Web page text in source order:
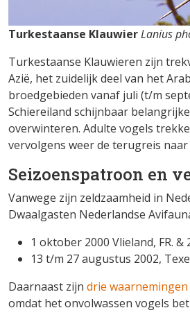
Turkestaanse KlauwierLanius
Turkestaanse Klauwieren zijn
Azië, het zuidelijk deel van het
broedgebieden vanaf juli (t/m
Schiereiland schijnbaar
overwinteren. Adulte vogels
vervolgens weer de terugreis
Seizoenspatroon en
Vanwege zijn zeldzaamheid in
Dwaalgasten Nederlandse
1 oktober 2000 Vlieland, FR.
13 t/m 27 augustus 2002,
Daarnaast zijn drie waarnemingen
omdat het onvolwassen vogels